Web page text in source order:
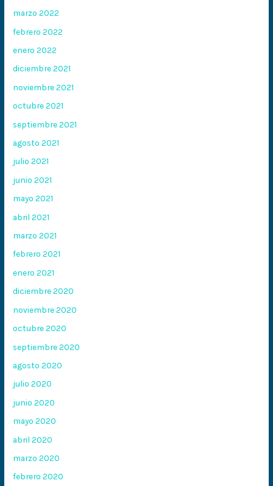
marzo 2022
febrero 2022
enero 2022
diciembre 2021
noviembre 2021
octubre 2021
septiembre 2021
agosto 2021
julio 2021
junio 2021
mayo 2021
abril 2021
marzo 2021
febrero 2021
enero 2021
diciembre 2020
noviembre 2020
octubre 2020
septiembre 2020
agosto 2020
julio 2020
junio 2020
mayo 2020
abril 2020
marzo 2020
febrero 2020